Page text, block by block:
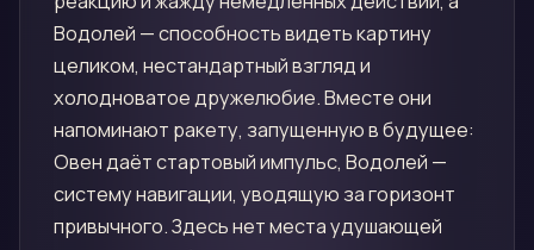
Водолей — способность видеть картину
целиком, нестандартный взгляд и
холодноватое дружелюбие. Вместе они
напоминают ракету, запущенную в будущее:
Овен даёт стартовый импульс, Водолей —
систему навигации, уводящую за горизонт
привычного. Здесь нет места удушающей